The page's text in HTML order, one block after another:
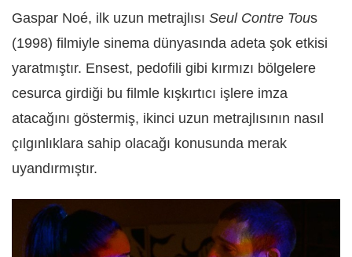
Gaspar Noé, ilk uzun metrajlısı Seul Contre Tous
(1998) filmiyle sinema dünyasında adeta şok etkisi
yaratmıştır. Ensest, pedofili gibi kırmızı bölgelere
cesurca girdiği bu filmle kışkırtıcı işlere imza
atacağını göstermiş, ikinci uzun metrajlısının nasıl
çılgınlıklara sahip olacağı konusunda merak
uyandırmıştır.